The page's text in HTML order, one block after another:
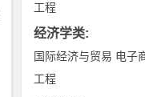
工程
经济学类:
国际经济与贸易 电子
工程